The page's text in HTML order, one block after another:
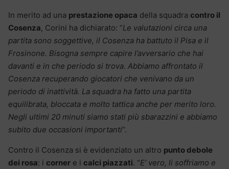
In merito ad una prestazione opaca della squadra contro il
Cosenza, Corini ha dichiarato: “Le valutazioni circa una
partita sono soggettive, il Cosenza ha battuto il Pisa e il
Frosinone. Bisogna sempre capire l’avversario che hai
davanti e in che periodo si trova. Abbiamo affrontato il
Cosenza recuperando giocatori che venivano da un
periodo di inattività. La squadra ha fatto una partita
equilibrata, bloccata e molto tattica anche per merito loro.
Negli ultimi 20 minuti siamo stati più sbarazzini e abbiamo
subito due occasioni importanti“.
Contro il Cosenza si è evidenziato un altro punto debole
dei rosa: i corner e i calci piazzati. “E’ vero, li soffriamo e